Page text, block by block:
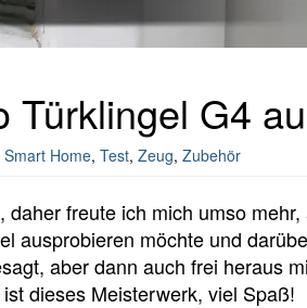
Türklingel G4
Smart Home, Test, Zeug, Zubehör
freute ich mich umso
ausprobieren möchte und
aber dann auch frei heraus
dieses Meisterwerk, viel Spaß!